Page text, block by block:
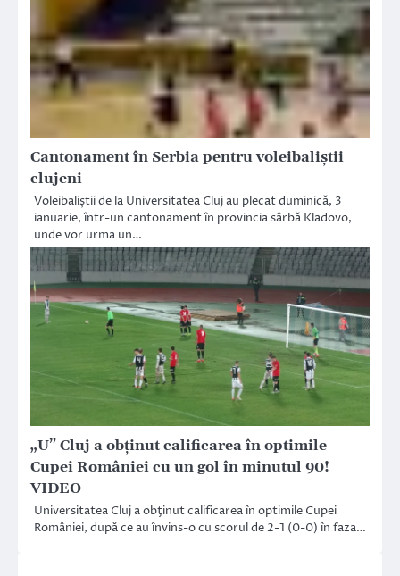
Cantonament în Serbia pentru voleibaliștii
clujeni
Voleibaliștii de la Universitatea Cluj au plecat duminică, 3
ianuarie, într-un cantonament în provincia sârbă Kladovo,
unde vor urma un…
„U” Cluj a obţinut calificarea în optimile
Cupei României cu un gol în minutul 90!
VIDEO
Universitatea Cluj a obţinut calificarea în optimile Cupei
României, după ce au învins-o cu scorul de 2-1 (0-0) în faza…